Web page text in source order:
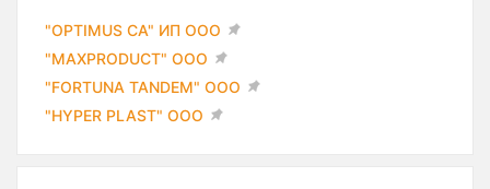
"OPTIMUS CA" ИП ООО
"MAXPRODUCT" ООО
"FORTUNA TANDEM" ООО
"HYPER PLAST" ООО